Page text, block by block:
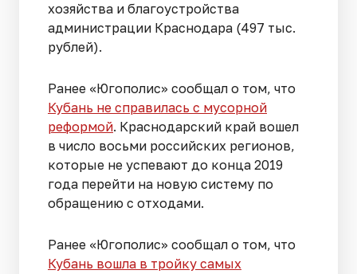
хозяйства и благоустройства
администрации Краснодара (497 тыс.
рублей).
Ранее «Югополис» сообщал о том, что
Кубань не справилась с мусорной
реформой. Краснодарский край вошел
в число восьми российских регионов,
которые не успевают до конца 2019
года перейти на новую систему по
обращению с отходами.
Ранее «Югополис» сообщал о том, что
Кубань вошла в тройку самых